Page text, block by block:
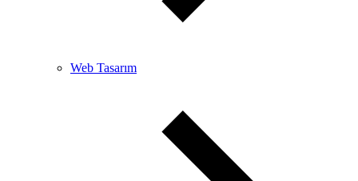
Web Tasarım